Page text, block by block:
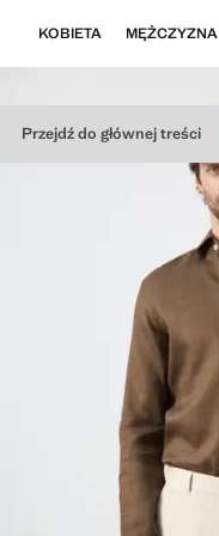
Przejdź do głównej treści
KOBIETA MĘŻCZYZNA